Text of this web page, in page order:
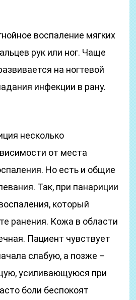
воспаление мягких
рук или ног. Чаще
на ногтевой
инфекции в рану.
несколько
от места
Но есть и общие
Так, при панариции
который
ранения. Кожа в области
Пациент чувствует
слабую, а позже –
усиливающуюся при
боли беспокоят